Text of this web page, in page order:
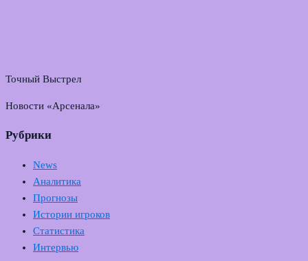
Точный Выстрел
Новости «Арсенала»
Рубрики
News
Аналитика
Прогнозы
Истории игроков
Статистика
Интервью